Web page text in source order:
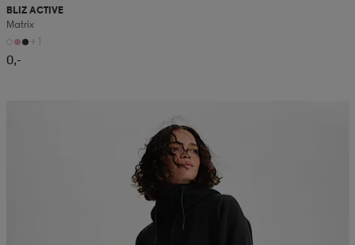
BLIZ ACTIVE
Matrix
+1
0,-